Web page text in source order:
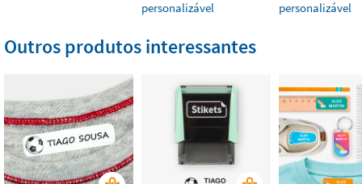
personalizável
personalizável
Outros produtos interessantes